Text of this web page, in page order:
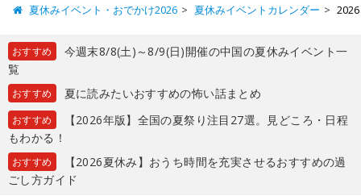
夏休みイベント・おでかけ2026 夏休みイベントカレンダー
おすすめ
今週末8/8(土)～8/9(日)開催の中国の夏休みイベント一
覧
おすすめ 夏に読みたいおすすめの怖い話まとめ
おすすめ
【2026年版】全国の夏祭り注目27選。見どころ・日程
もわかる！
おすすめ
【2026夏休み】おうち時間を充実させるおすすめの過
ごし方ガイド